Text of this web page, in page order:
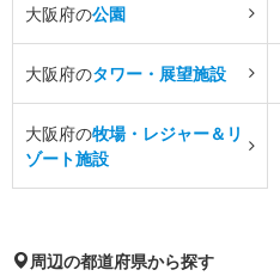
大阪府の公園
大阪府のタワー・展望施設
大阪府の牧場・レジャー＆リ
ゾート施設
周辺の都道府県から探す